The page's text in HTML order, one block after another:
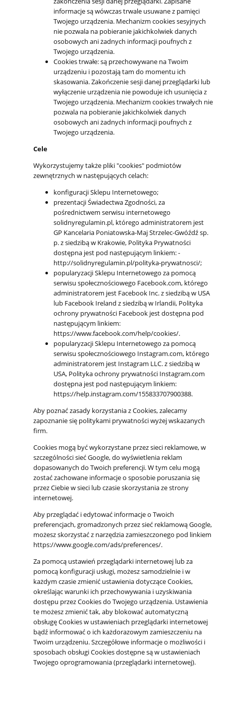
informacje są wówczas trwale usuwane z pamięci
Twojego urządzenia. Mechanizm cookies sesyjnych
nie pozwala na pobieranie jakichkolwiek danych
osobowych ani żadnych informacji poufnych z
Twojego urządzenia.
Cookies trwałe: są przechowywane na Twoim
urządzeniu i pozostają tam do momentu ich
skasowania. Zakończenie sesji danej przeglądarki lub
wyłączenie urządzenia nie powoduje ich usunięcia z
Twojego urządzenia. Mechanizm cookies trwałych nie
pozwala na pobieranie jakichkolwiek danych
osobowych ani żadnych informacji poufnych z
Twojego urządzenia.
Cele
Wykorzystujemy także pliki "cookies" podmiotów
zewnętrznych w następujących celach:
konfiguracji Sklepu Internetowego;
prezentacji Świadectwa Zgodności, za
pośrednictwem serwisu internetowego
solidnyregulamin.pl, którego administratorem jest
GP Kancelaria Poniatowska-Maj Strzelec-Gwóźdź sp.
p. z siedzibą w Krakowie, Polityka Prywatności
dostępna jest pod następującym linkiem: -
http://solidnyregulamin.pl/polityka-prywatnosci/;
popularyzacji Sklepu Internetowego za pomocą
serwisu społecznościowego Facebook.com, którego
administratorem jest Facebook Inc. z siedzibą w USA
lub Facebook Ireland z siedzibą w Irlandii, Polityka
ochrony prywatności Facebook jest dostępna pod
następującym linkiem:
https://www.facebook.com/help/cookies/.
popularyzacji Sklepu Internetowego za pomocą
serwisu społecznościowego Instagram.com, którego
administratorem jest Instagram LLC. z siedzibą w
USA, Polityka ochrony prywatności Instagram.com
dostępna jest pod następującym linkiem:
https://help.instagram.com/155833707900388.
Aby poznać zasady korzystania z Cookies, zalecamy
zapoznanie się politykami prywatności wyżej wskazanych
firm.
Cookies mogą być wykorzystane przez sieci reklamowe, w
szczególności sieć Google, do wyświetlenia reklam
dopasowanych do Twoich preferencji. W tym celu mogą
zostać zachowane informacje o sposobie poruszania się
przez Ciebie w sieci lub czasie skorzystania ze strony
internetowej.
Aby przeglądać i edytować informacje o Twoich
preferencjach, gromadzonych przez sieć reklamową Google,
możesz skorzystać z narzędzia zamieszczonego pod linkiem
https://www.google.com/ads/preferences/.
Za pomocą ustawień przeglądarki internetowej lub za
pomocą konfiguracji usługi, możesz samodzielnie i w
każdym czasie zmienić ustawienia dotyczące Cookies,
określając warunki ich przechowywania i uzyskiwania
dostępu przez Cookies do Twojego urządzenia. Ustawienia
te możesz zmienić tak, aby blokować automatyczną
obsługę Cookies w ustawieniach przeglądarki internetowej
bądź informować o ich każdorazowym zamieszczeniu na
Twoim urządzeniu. Szczegółowe informacje o możliwości i
sposobach obsługi Cookies dostępne są w ustawieniach
Twojego oprogramowania (przeglądarki internetowej).